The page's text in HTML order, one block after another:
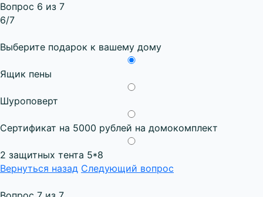
Вопрос 6 из 7
6/7
Выберите подарок к вашему дому
Ящик пены
Шуроповерт
Сертификат на 5000 рублей на домокомплект
2 защитных тента 5*8
Вернуться назад Следующий вопрос